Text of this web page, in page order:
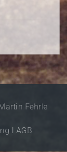
Fehrle
I AGB